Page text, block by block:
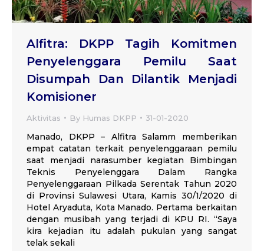
Alfitra: DKPP Tagih Komitmen
Penyelenggara Pemilu Saat
Disumpah Dan Dilantik Menjadi
Komisioner
Aktivitas By Humas DKPP 31-01-2020
Manado, DKPP – Alfitra Salamm memberikan
empat catatan terkait penyelenggaraan pemilu
saat menjadi narasumber kegiatan Bimbingan
Teknis Penyelenggara Dalam Rangka
Penyelenggaraan Pilkada Serentak Tahun 2020
di Provinsi Sulawesi Utara, Kamis 30/1/2020 di
Hotel Aryaduta, Kota Manado. Pertama berkaitan
dengan musibah yang terjadi di KPU RI. “Saya
kira kejadian itu adalah pukulan yang sangat
telak sekali